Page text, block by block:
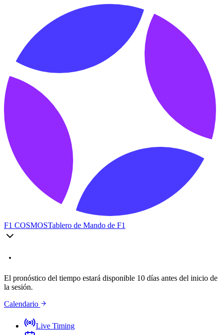
F1 COSMOSTablero de Mando de F1
El pronóstico del tiempo estará disponible 10 días antes del inicio de
la sesión.
Calendario
Live Timing